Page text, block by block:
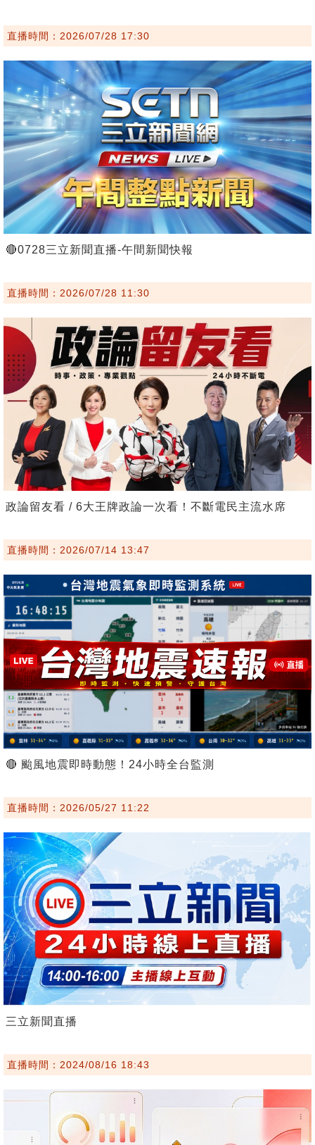
直播時間：2026/07/28 17:30
🔴0728三立新聞直播-午間新聞快報
直播時間：2026/07/28 11:30
政論留友看 / 6大王牌政論一次看！不斷電民主流水席
直播時間：2026/07/14 13:47
🔴 颱風地震即時動態！24小時全台監測
直播時間：2026/05/27 11:22
三立新聞直播
直播時間：2024/08/16 18:43